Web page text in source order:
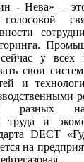
- Нева» –
у всех
свои
и
в разных
труда и
DECT
на